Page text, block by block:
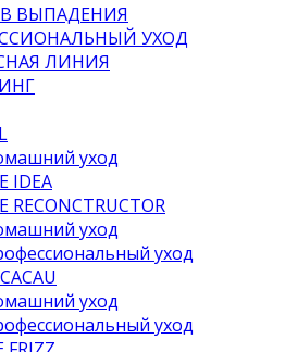
ВЫПАДЕНИЯ
УХОД
ЛИНИЯ
уход
IDEA
RECONCTRUCTOR
уход
уход
уход
уход